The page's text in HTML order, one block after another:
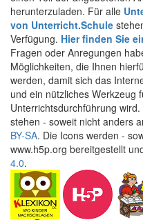
herunterzuladen. Für alle
von Unterricht.Schule
Verfügung. Hier finden Sie
Fragen oder Anregungen
Möglichkeiten, die Ihnen
werden, damit sich das
und ein nützliches Werkzeug
Unterrichtsdurchführung
stehen - soweit nicht anders
BY-SA. Die Icons werden -
www.h5p.org bereitgestellt
4.0.